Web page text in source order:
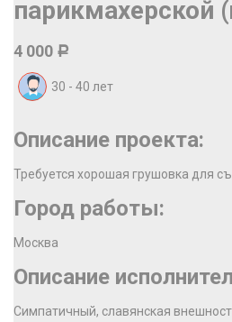
парикмахерской
4 000 Р
30 - 40 лет
Описание проекта:
Требуется хорошая грушовка для
Город работы:
Москва
Описание
Симпатичный, славянская